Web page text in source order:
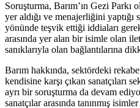
Soruşturma, Barım’ın Gezi Parkı
yer aldığı ve menajerliğini yaptığı
yönünde teşvik ettiği iddiaları
arasında yer alan bir isimle olan
sanıklarıyla olan bağlantılarına
Barım hakkında, sektördeki
kendisine karşı çıkan sanatçıları
ayrı bir soruşturma da devam
sanatçılar arasında tanınmış